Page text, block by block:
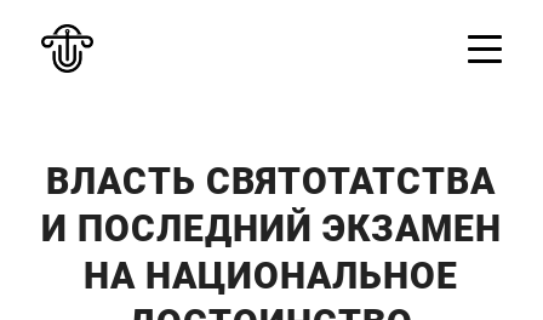
ВЛАСТЬ СВЯТОТАТСТВА
И ПОСЛЕДНИЙ ЭКЗАМЕН
НА НАЦИОНАЛЬНОЕ